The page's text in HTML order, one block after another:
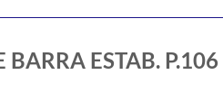
BARRA ESTAB.